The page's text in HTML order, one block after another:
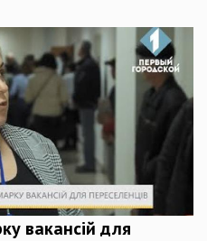
вакансій для